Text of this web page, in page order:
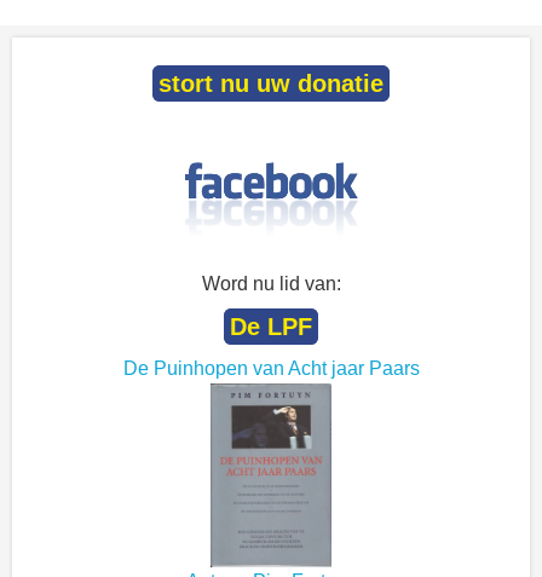
stort nu uw donatie
Word nu lid van:
De LPF
De Puinhopen van Acht jaar Paars